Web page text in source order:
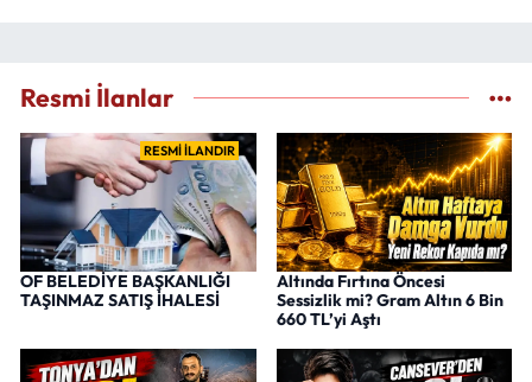
Resmi İlanlar
RESMİ İLANDIR
OF BELEDİYE BAŞKANLIĞI
TAŞINMAZ SATIŞ İHALESİ
Altında Fırtına Öncesi
Sessizlik mi? Gram Altın 6 Bin
660 TL’yi Aştı